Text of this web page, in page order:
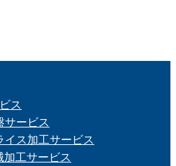
ス
サービス
イス加工サービス
加工サービス